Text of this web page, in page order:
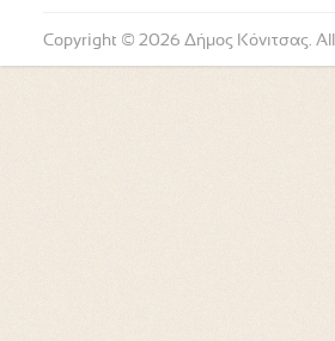
Copyright © 2026 Δήμος Κόνιτσας.